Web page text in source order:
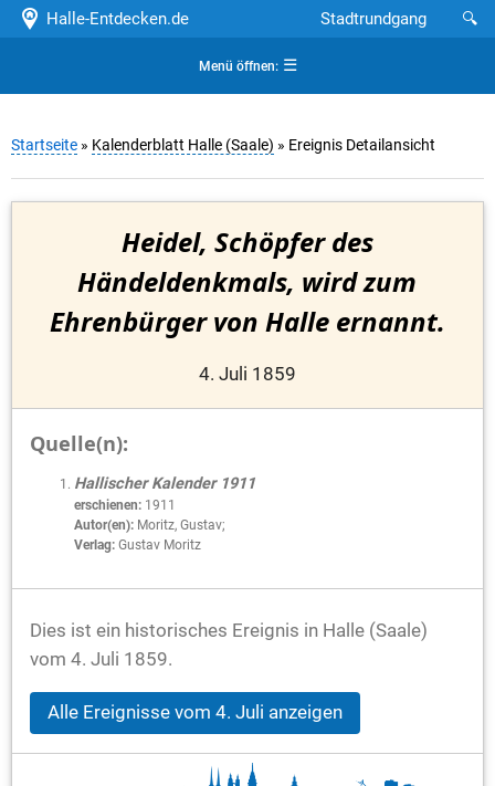
Halle-Entdecken.de 🔍
Stadtrundgang
Menü öffnen:☰
Startseite » Kalenderblatt Halle (Saale) » Ereignis Detailansicht
Heidel, Schöpfer des
Händeldenkmals, wird zum
Ehrenbürger von Halle ernannt.
4. Juli 1859
Quelle(n):
Hallischer Kalender 1911
erschienen: 1911
Autor(en): Moritz, Gustav;
Verlag: Gustav Moritz
Dies ist ein historisches Ereignis in Halle (Saale)
vom 4. Juli 1859.
Alle Ereignisse vom 4. Juli anzeigen